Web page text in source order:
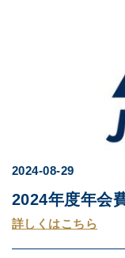
2024-08-29
2024年度年会
詳しくはこちら